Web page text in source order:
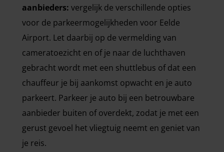
aanbieders: vergelijk de verschillende opties
voor de parkeermogelijkheden voor Eelde
Airport. Let daarbij op de vermelding van
cameratoezicht en of je naar de luchthaven
gebracht wordt met een shuttlebus of dat een
chauffeur je bij aankomst opwacht en je auto
parkeert. Parkeer je auto bij een betrouwbare
aanbieder buiten of overdekt, zodat je met een
gerust gevoel het vliegtuig neemt en geniet van
je reis.